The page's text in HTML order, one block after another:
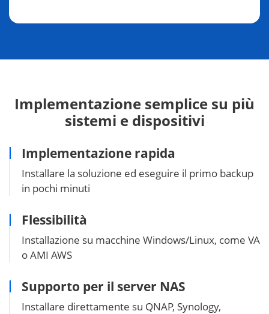
Implementazione semplice su più
sistemi e dispositivi
Implementazione rapida
Installare la soluzione ed eseguire il primo backup
in pochi minuti
Flessibilità
Installazione su macchine Windows/Linux, come VA
o AMI AWS
Supporto per il server NAS
Installare direttamente su QNAP, Synology,